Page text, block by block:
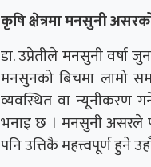
कृषि क्षेत्रमा मनसुनी
डा. उप्रेतीले मनसुनी वर्षा
मनसुनको बिचमा लामो
व्यवस्थित वा न्यूनीकरण
भनाइ छ । मनसुनी असरले
पनि उत्तिकै महत्त्वपूर्ण हुने